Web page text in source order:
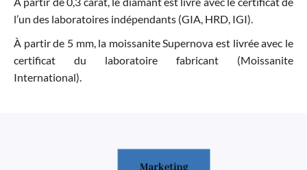
l’un des laboratoires indépendants (GIA, HRD, IGI).
À partir de 5 mm, la moissanite Supernova est livrée avec le
certificat du laboratoire fabricant (Moissanite
International).